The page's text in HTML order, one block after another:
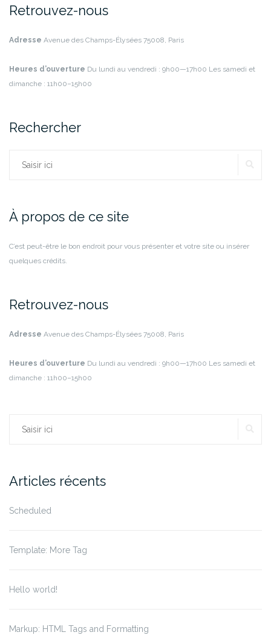
Retrouvez-nous
Adresse Avenue des Champs-Élysées 75008, Paris
Heures d’ouverture Du lundi au vendredi : 9h00—17h00 Les samedi et
dimanche : 11h00–15h00
Rechercher
Rechercher :
À propos de ce site
C’est peut-être le bon endroit pour vous présenter et votre site ou insérer
quelques crédits.
Retrouvez-nous
Adresse Avenue des Champs-Élysées 75008, Paris
Heures d’ouverture Du lundi au vendredi : 9h00—17h00 Les samedi et
dimanche : 11h00–15h00
Rechercher :
Articles récents
Scheduled
Template: More Tag
Hello world!
Markup: HTML Tags and Formatting